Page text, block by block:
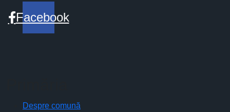
Facebook
Despre comună